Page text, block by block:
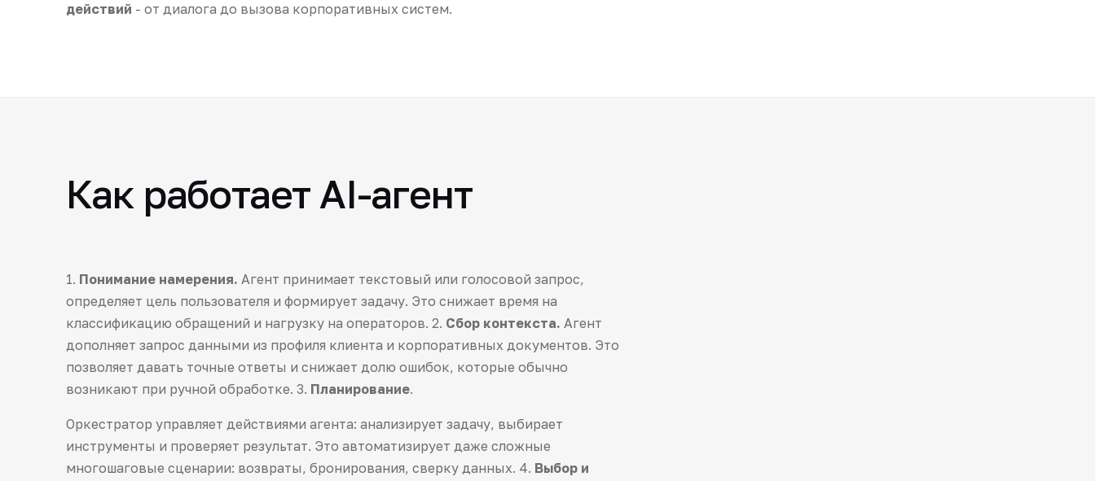
действий - от диалога до вызова корпоративных систем.
Как работает AI-агент
1. Понимание намерения. Агент принимает текстовый или голосовой запрос,
определяет цель пользователя и формирует задачу. Это снижает время на
классификацию обращений и нагрузку на операторов. 2. Сбор контекста. Агент
дополняет запрос данными из профиля клиента и корпоративных документов. Это
позволяет давать точные ответы и снижает долю ошибок, которые обычно
возникают при ручной обработке. 3. Планирование.
Оркестратор управляет действиями агента: анализирует задачу, выбирает
инструменты и проверяет результат. Это автоматизирует даже сложные
многошаговые сценарии: возвраты, бронирования, сверку данных. 4. Выбор и